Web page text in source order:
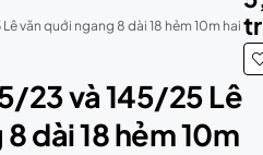
văn quới ngang 8 dài 18 hẻm 10m hai
23 và 145/25 Lê
dài 18 hẻm 10m